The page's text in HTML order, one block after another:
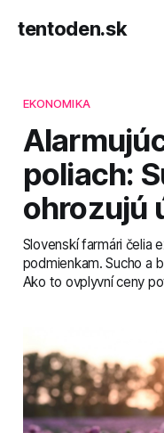
tentoden.sk
EKONOMIKA
poliach:
ohrozujú
Slovenskí farmári čelia
podmienkam. Sucho a
Ako to ovplyvní ceny